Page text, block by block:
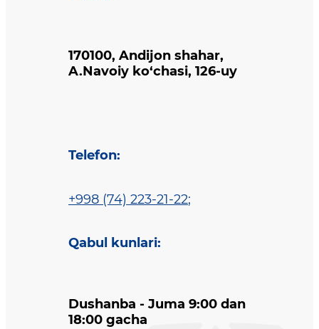
170100, Andijon shahar,
A.Navoiy ko‘chasi, 126-uy
Telefon:
+998 (74) 223-21-22;
Qabul kunlari:
Dushanba - Juma 9:00 dan
18:00 gacha